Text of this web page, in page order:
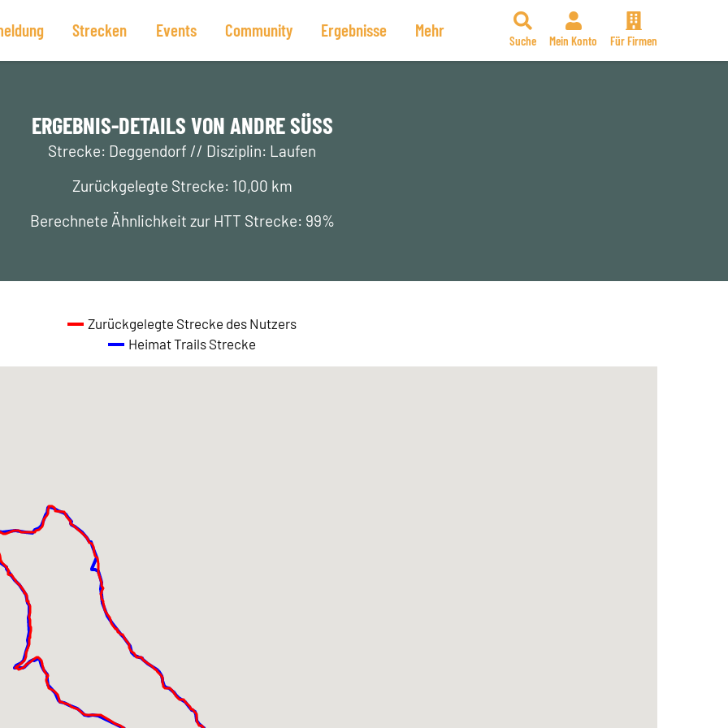
Strecken Events Community Ergebnisse Mehr
Suche Mein Konto Für Firmen
ERGEBNIS-DETAILS VON ANDRE SÜSS
Strecke: Deggendorf // Disziplin: Laufen
Zurückgelegte Strecke: 10,00 km
Berechnete Ähnlichkeit zur HTT Strecke: 99%
Zurückgelegte Strecke des Nutzers
Heimat Trails Strecke